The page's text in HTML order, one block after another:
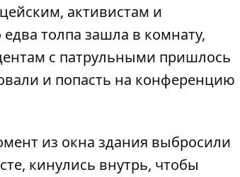
активистам и
толпа зашла в комнату,
с патрульными пришлось
и попасть на конференцию
из окна здания выбросили
кинулись внутрь, чтобы